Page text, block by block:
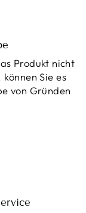
Produkt nicht
Sie es
von Gründen